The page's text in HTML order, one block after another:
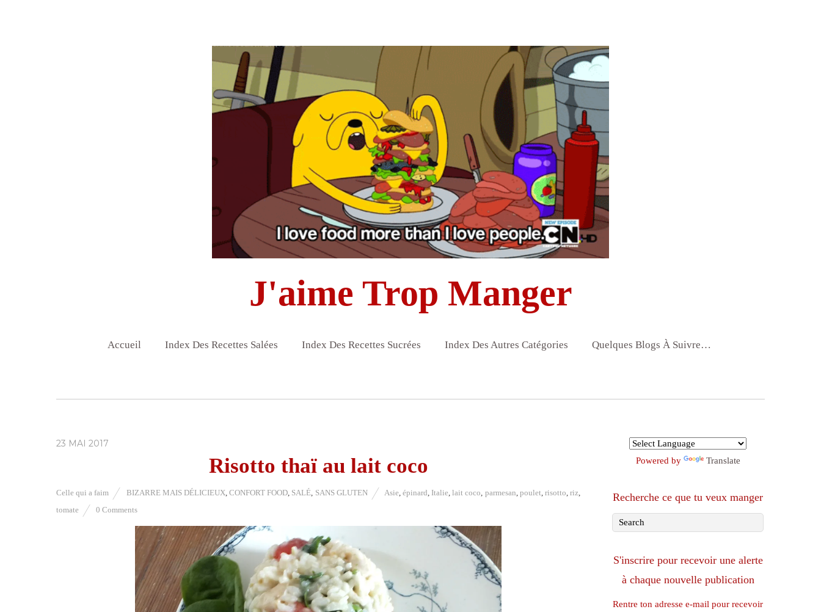
J'aime Trop Manger
Accueil Index Des Recettes Salées Index Des Recettes Sucrées Index Des Autres Catégories Quelques Blogs À Suivre…
23 MAI 2017
Risotto thaï au lait coco
Celle qui a faim BIZARRE MAIS DÉLICIEUX,CONFORT FOOD, SALÉ, SANS GLUTEN Asie,épinard, Italie,lait coco, parmesan, poulet, risotto,riz,
tomate
0 Comments
Powered by Translate
Recherche ce que tu veux manger
S'inscrire pour recevoir une alerte
à chaque nouvelle publication
Rentre ton adresse e-mail pour recevoir